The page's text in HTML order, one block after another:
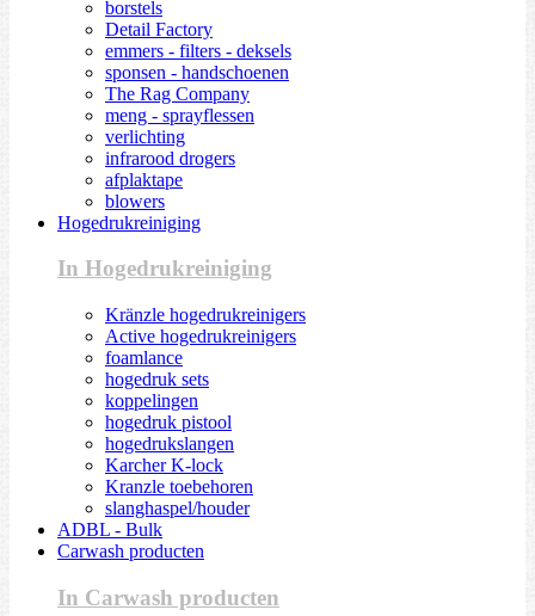
borstels
Detail Factory
emmers - filters - deksels
sponsen - handschoenen
The Rag Company
meng - sprayflessen
verlichting
infrarood drogers
afplaktape
blowers
Hogedrukreiniging
In Hogedrukreiniging
Kränzle hogedrukreinigers
Active hogedrukreinigers
foamlance
hogedruk sets
koppelingen
hogedruk pistool
hogedrukslangen
Karcher K-lock
Kranzle toebehoren
slanghaspel/houder
ADBL - Bulk
Carwash producten
In Carwash producten